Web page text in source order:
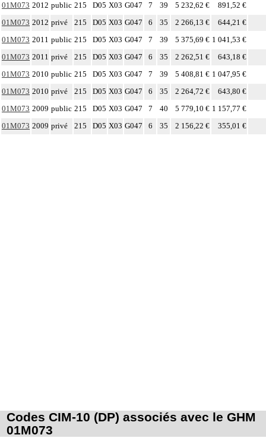
01M073 2012 public 215 D05 X03 G047 7 39 5 232,62 €
891,52 €
01M073 2012 privé 215 D05 X03 G047 6 35 2 266,13 €
644,21 €
01M073 2011 public 215 D05 X03 G047 7 39 5 375,69 € 1 041,53 €
01M073 2011 privé 215 D05 X03 G047 6 35 2 262,51 €
643,18 €
01M073 2010 public 215 D05 X03 G047 7 39 5 408,81 € 1 047,95 €
01M073 2010 privé 215 D05 X03 G047 6 35 2 264,72 €
643,80 €
01M073 2009 public 215 D05 X03 G047 7 40 5 779,10 € 1 157,77 €
01M073 2009 privé 215 D05 X03 G047 6 35 2 156,22 € 355,01 €
Codes CIM-10 (DP) associés avec le GHM
01M073